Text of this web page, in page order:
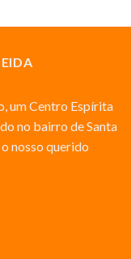
um Centro Espírita
no bairro de Santa
o nosso querido